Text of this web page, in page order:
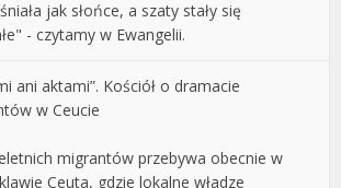
jak słońce, a szaty stały się
- czytamy w Ewangelii.
ani aktami”. Kościół o dramacie
w Ceucie
migrantów przebywa obecnie w
Ceuta, gdzie lokalne władze